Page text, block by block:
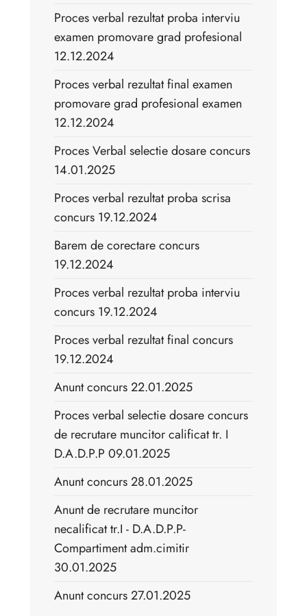
Proces verbal rezultat proba interviu
examen promovare grad profesional
12.12.2024
Proces verbal rezultat final examen
promovare grad profesional examen
12.12.2024
Proces Verbal selectie dosare concurs
14.01.2025
Proces verbal rezultat proba scrisa
concurs 19.12.2024
Barem de corectare concurs
19.12.2024
Proces verbal rezultat proba interviu
concurs 19.12.2024
Proces verbal rezultat final concurs
19.12.2024
Anunt concurs 22.01.2025
Proces verbal selectie dosare concurs
de recrutare muncitor calificat tr. I
D.A.D.P.P 09.01.2025
Anunt concurs 28.01.2025
Anunt de recrutare muncitor
necalificat tr.I - D.A.D.P.P-
Compartiment adm.cimitir
30.01.2025
Anunt concurs 27.01.2025